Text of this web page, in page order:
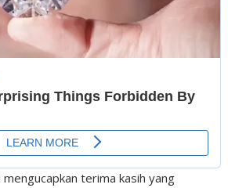
terima kasih yang